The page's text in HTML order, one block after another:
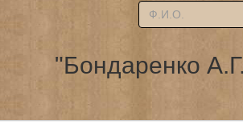
"Бондаренко